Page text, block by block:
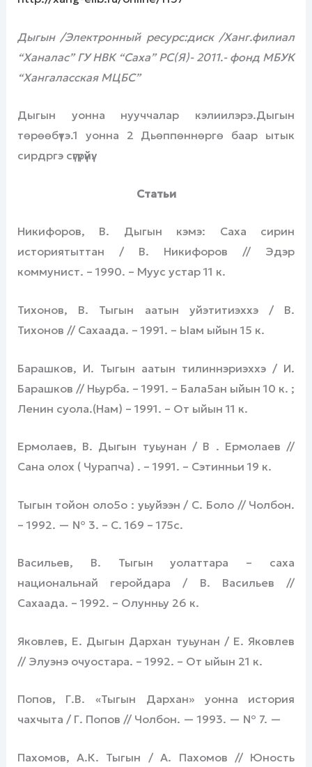
Дыгын /Электронный ресурс:диск /Ханг.филиал
“Ханалас” ГУ НВК “Саха” РС(Я)- 2011.- фонд МБУК
“Хангаласская МЦБС”
Дыгын уонна нууччалар кэлиилэрэ.Дыгын
төрөөбүтэ.1 уонна 2 Дьөппөннөргө баар ытык
сирдргэ сүгүрүүйүү.
Статьи
Никифоров, В. Дыгын кэмэ: Саха сирин
историятыттан / В. Никифоров // Эдэр
коммунист. – 1990. – Муус устар 11 к.
Тихонов, В. Тыгын аатын уйэтитиэххэ / В.
Тихонов // Сахаада. – 1991. – Ыам ыйын 15 к.
Барашков, И. Тыгын аатын тилиннэриэххэ / И.
Барашков // Ньурба. – 1991. – Бала5ан ыйын 10 к. ;
Ленин суола.(Нам) – 1991. – От ыйын 11 к.
Ермолаев, В. Дыгын туьунан / В . Ермолаев //
Сана олох ( Чурапча) . – 1991. – Сэтинньи 19 к.
Тыгын тойон оло5о : уьуйээн / С. Боло // Чолбон.
– 1992. — № 3. – С. 169 – 175с.
Васильев, В. Тыгын уолаттара – саха
национальнай геройдара / В. Васильев //
Сахаада. – 1992. – Олунньу 26 к.
Яковлев, Е. Дыгын Дархан туьунан / Е. Яковлев
// Элуэнэ очуостара. – 1992. – От ыйын 21 к.
Попов, Г.В. «Тыгын Дархан» уонна история
чахчыта / Г. Попов // Чолбон. — 1993. — № 7. —
Пахомов, А.К. Тыгын / А. Пахомов // Юность